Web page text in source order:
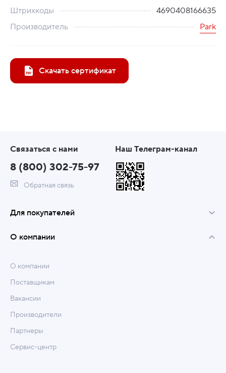
Штрихкоды
4690408166635
Производитель
Park
Скачать сертификат
Связаться с нами
8 (800) 302-75-97
Обратная связь
Наш Телеграм-канал
Для покупателей
О компании
О компании
Поставщикам
Вакансии
Производители
Партнеры
Сервис-центр